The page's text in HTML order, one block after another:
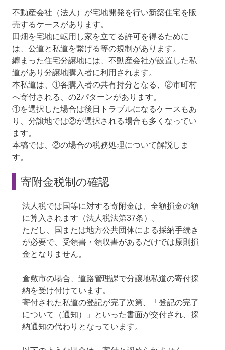
不動産会社（法人）が宅地開発を行い新築住宅を販
売するケースがあります。
田畑を宅地に転用し家を立てる許可を得るために
は、公道と私道を繋げる等の規制があります。
纏まった住宅分譲地には、不動産会社が設置した私
道があり分譲地購入者に利用されます。
本私道は、①各購入者の共有持分となる、②市町村
へ寄付される、の2パターンがあります。
①を選択した場合は後日トラブルになるケースもあ
り、分譲地では②が選択される場合も多くなってい
ます。
本稿では、②の場合の税務処理について解説しま
す。
寄附金税制の確認
法人税では国等に対する寄附金は、全額損金の額
に算入されます（法人税法第37条）。
ただし、国または地方公共団体による採納手続き
が必要で、受領書・領収書があるだけでは原則損
金となりません。
倉敷市の場合、道路管理課で分譲地私道の寄付採
納を受け付けています。
寄付された私道の登記が完了次第、「登記の完了
について（通知）」といった書面が交付され、採
納通知の代わりとなっています。